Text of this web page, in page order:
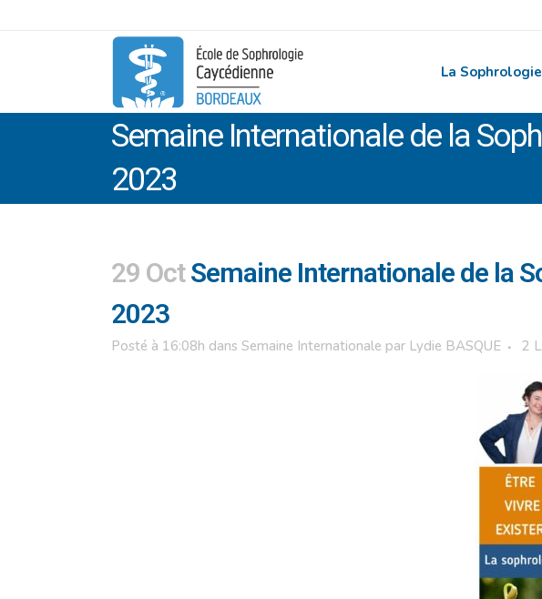
La
Semaine Internationale de la
2023
29 OctSemaine Internationale de la
2023
Posté à 16:08h dans Semaine Internationale par Lydie BASQUE 2